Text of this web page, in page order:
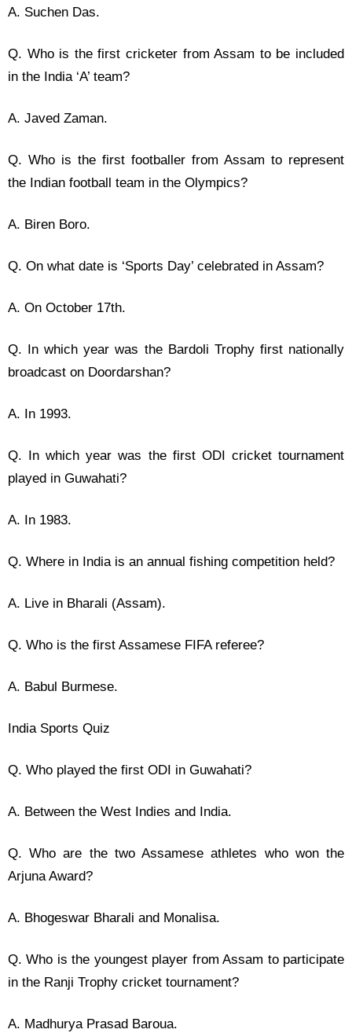
A. Suchen Das.
Q. Who is the first cricketer from Assam to be included
in the India ‘A’ team?
A. Javed Zaman.
Q. Who is the first footballer from Assam to represent
the Indian football team in the Olympics?
A. Biren Boro.
Q. On what date is ‘Sports Day’ celebrated in Assam?
A. On October 17th.
Q. In which year was the Bardoli Trophy first nationally
broadcast on Doordarshan?
A. In 1993.
Q. In which year was the first ODI cricket tournament
played in Guwahati?
A. In 1983.
Q. Where in India is an annual fishing competition held?
A. Live in Bharali (Assam).
Q. Who is the first Assamese FIFA referee?
A. Babul Burmese.
India Sports Quiz
Q. Who played the first ODI in Guwahati?
A. Between the West Indies and India.
Q. Who are the two Assamese athletes who won the
Arjuna Award?
A. Bhogeswar Bharali and Monalisa.
Q. Who is the youngest player from Assam to participate
in the Ranji Trophy cricket tournament?
A. Madhurya Prasad Baroua.